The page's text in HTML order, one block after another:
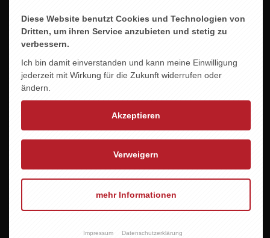
12,95 EUR
Diese Website benutzt Cookies und Technologien von
Dritten, um ihren Service anzubieten und stetig zu
verbessern.
Ich bin damit einverstanden und kann meine Einwilligung
jederzeit mit Wirkung für die Zukunft widerrufen oder
ändern.
Akzeptieren
Verweigern
mehr Informationen
Impressum Datenschutzerklärung